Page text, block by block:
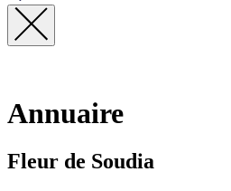
Fermer
Annuaire
Fleur de Soudia